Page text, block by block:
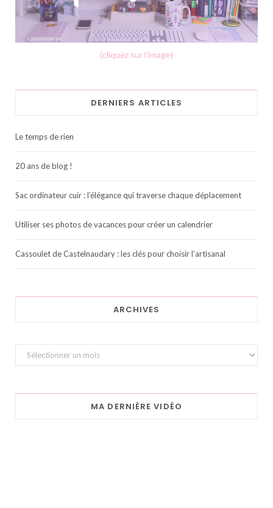
(cliquez sur l'image)
DERNIERS ARTICLES
Le temps de rien
20 ans de blog !
Sac ordinateur cuir : l’élégance qui traverse chaque déplacement
Utiliser ses photos de vacances pour créer un calendrier
Cassoulet de Castelnaudary : les clés pour choisir l’artisanal
ARCHIVES
Archives
MA DERNIÈRE VIDÉO